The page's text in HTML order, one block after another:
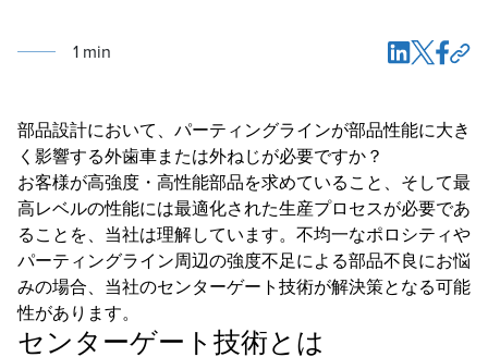
1 min
部品設計において、パーティングラインが部品性能に大き
く影響する外歯車または外ねじが必要ですか？
お客様が高強度・高性能部品を求めていること、そして最
高レベルの性能には最適化された生産プロセスが必要であ
ることを、当社は理解しています。不均一なポロシティや
パーティングライン周辺の強度不足による部品不良にお悩
みの場合、当社のセンターゲート技術が解決策となる可能
性があります。
センターゲート技術とは